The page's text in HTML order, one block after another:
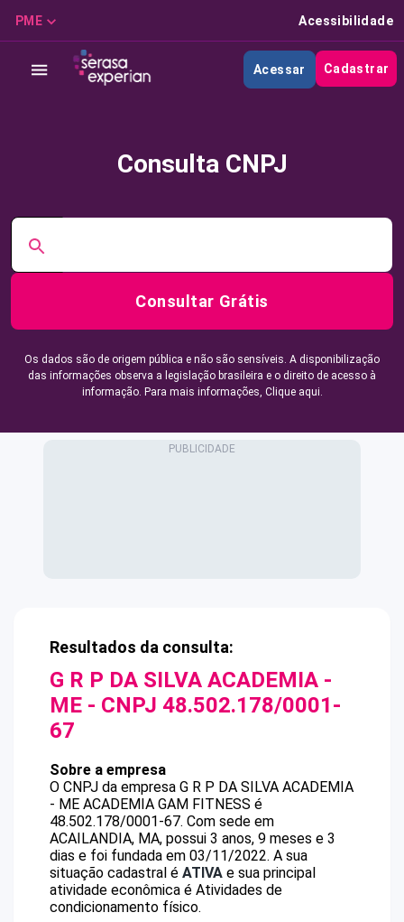
PME Acessibilidade
Acessar Cadastrar
Consulta CNPJ
Consultar Grátis
Os dados são de origem pública e não são sensíveis. A disponibilização
das informações observa a legislação brasileira e o direito de acesso à
informação. Para mais informações, Clique aqui.
Resultados da consulta:
G R P DA SILVA ACADEMIA -
ME - CNPJ 48.502.178/0001-
67
Sobre a empresa
O CNPJ da empresa G R P DA SILVA ACADEMIA
- ME ACADEMIA GAM FITNESS é
48.502.178/0001-67. Com sede em
ACAILANDIA, MA, possui 3 anos, 9 meses e 3
dias e foi fundada em 03/11/2022. A sua
situação cadastral é ATIVA e sua principal
atividade econômica é Atividades de
condicionamento físico.